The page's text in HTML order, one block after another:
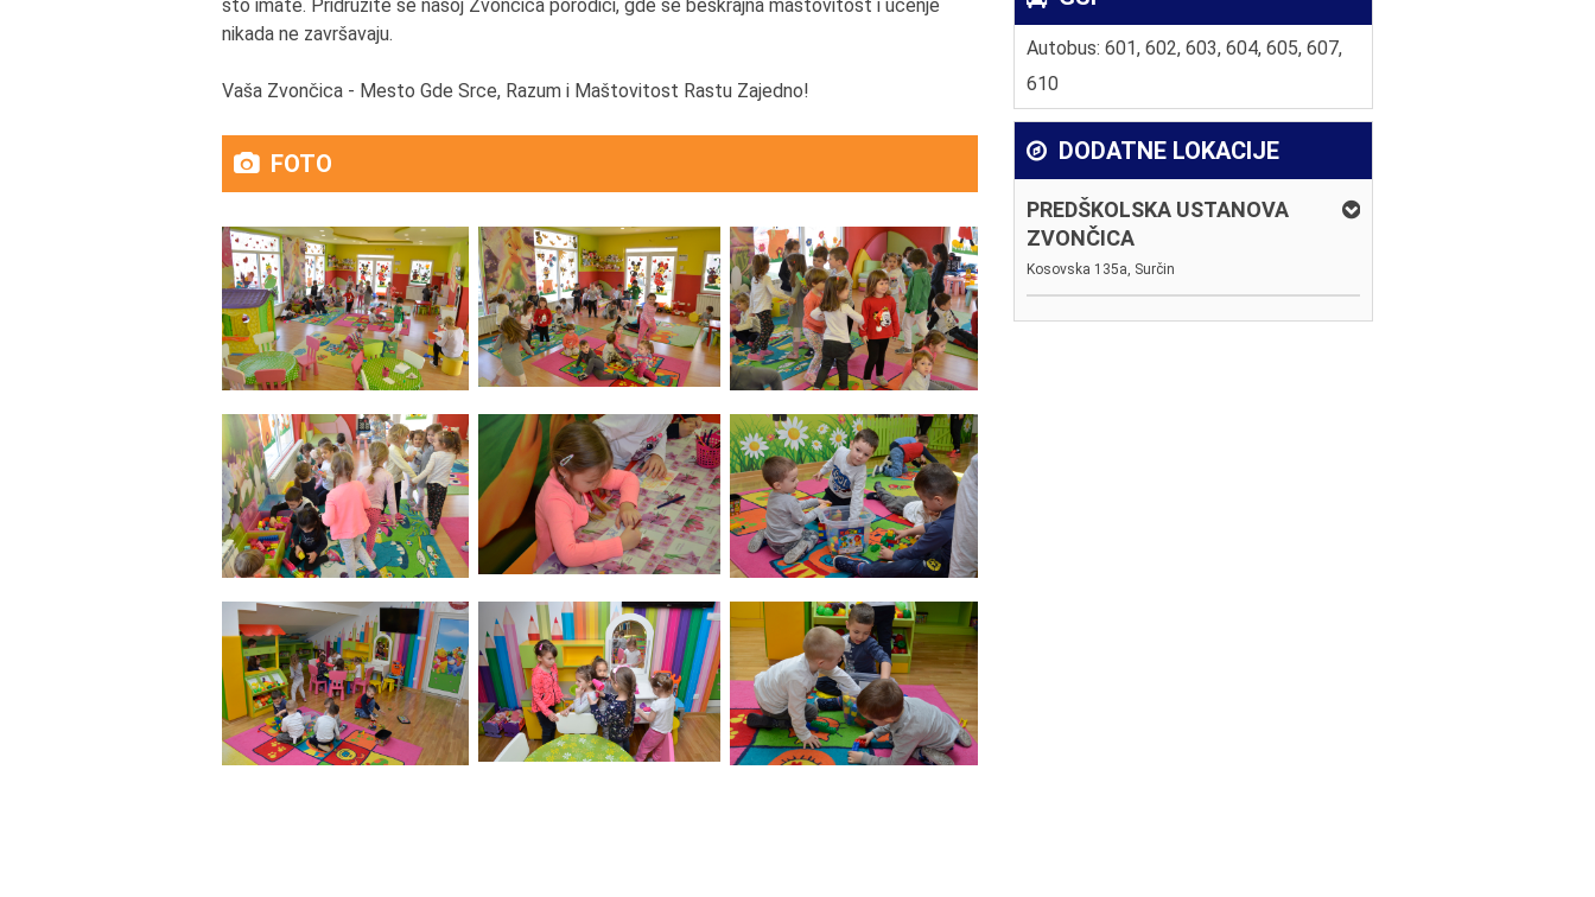
Autobus: 601, 602, 603, 604, 605, 607,
610
DODATNE LOKACIJE
PREDŠKOLSKA USTANOVA
ZVONČICA
Kosovska 135a, Surčin
što imate. Pridružite se našoj Zvončica porodici, gde se beskrajna maštovitost i učenje
nikada ne završavaju.
Vaša Zvončica - Mesto Gde Srce, Razum i Maštovitost Rastu Zajedno!
FOTO